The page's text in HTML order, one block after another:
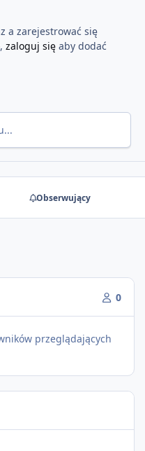
a zarejestrować się
zaloguj sięaby dodać
Obserwujący
0
przeglądających